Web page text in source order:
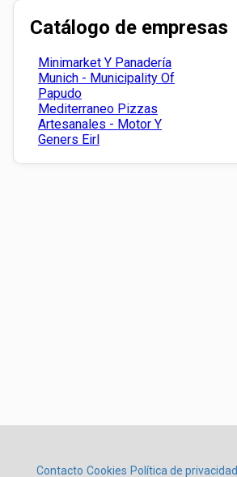
Catálogo de empresas
Minimarket Y Panadería
Munich - Municipality Of
Papudo
Mediterraneo Pizzas
Artesanales - Motor Y
Geners Eirl
Contacto Cookies Política de privacidad